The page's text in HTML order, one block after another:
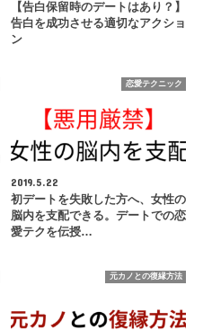
【告白保留時のデートはあり？】
告白を成功させる適切なアクショ
ン
恋愛テクニック
2019.5.22
初デートを失敗した方へ、女性の
脳内を支配できる。デートでの恋
愛テクを伝授…
元カノとの復縁方法